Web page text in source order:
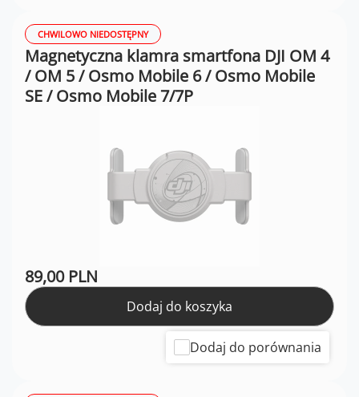
CHWILOWO NIEDOSTĘPNY
Magnetyczna klamra smartfona DJI OM 4
/ OM 5 / Osmo Mobile 6 / Osmo Mobile
SE / Osmo Mobile 7/7P
89,00 PLN
Dodaj do koszyka
Dodaj do porównania